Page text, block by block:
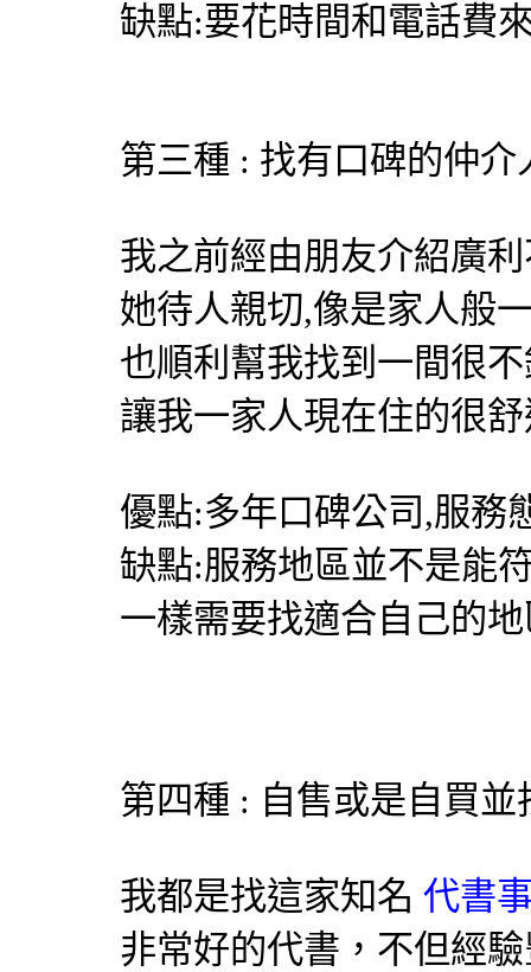
缺點:要花時間和電話費
第三種 : 找有口碑的仲介
我之前經由朋友介紹廣
她待人親切,像是家人般
也順利幫我找到一間很
讓我一家人現在住的很
優點:多年口碑公司,服務
缺點:服務地區並不是能
一樣需要找適合自己的
第四種 : 自售或是自買
我都是找這家知名 代書
非常好的代書，不但經